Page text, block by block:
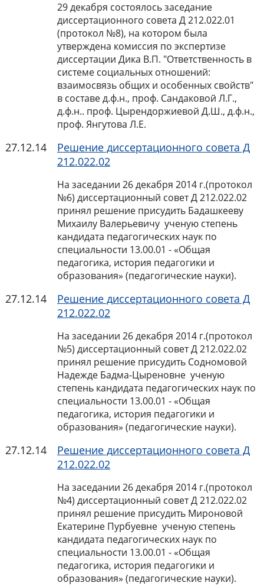
29 декабря состоялось заседание
диссертационного совета Д 212.022.01
(протокол №8), на котором была
утверждена комиссия по экспертизе
диссертации Дика В.П. "Ответственность в
системе социальных отношений:
взаимосвязь общих и особенных свойств"
в составе д.ф.н., проф. Сандаковой Л.Г.,
д.ф.н.. проф. Цырендоржиевой Д.Ш., д.ф.н.,
проф. Янгутова Л.Е.
27.12.14
Решение диссертационного совета Д
212.022.02
На заседании 26 декабря 2014 г.(протокол
№6) диссертационный совет Д 212.022.02
принял решение присудить Бадашкееву
Михаилу Валерьевичу ученую степень
кандидата педагогических наук по
специальности 13.00.01 - «Общая
педагогика, история педагогики и
образования» (педагогические науки).
27.12.14
Решение диссертационного совета Д
212.022.02
На заседании 26 декабря 2014 г.(протокол
№5) диссертационный совет Д 212.022.02
принял решение присудить Содномовой
Надежде Бадма-Цыреновне ученую
степень кандидата педагогических наук по
специальности 13.00.01 - «Общая
педагогика, история педагогики и
образования» (педагогические науки).
27.12.14
Решение диссертационного совета Д
212.022.02
На заседании 26 декабря 2014 г.(протокол
№4) диссертационный совет Д 212.022.02
принял решение присудить Мироновой
Екатерине Пурбуевне ученую степень
кандидата педагогических наук по
специальности 13.00.01 - «Общая
педагогика, история педагогики и
образования» (педагогические науки).